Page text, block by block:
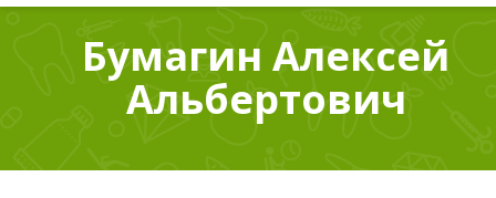
Бумагин Алексей
Альбертович